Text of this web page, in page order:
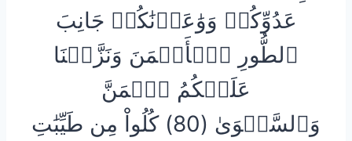
عَدُوِّكُمۡ وَوَٰعَدۡنَٰكُمۡ جَانِبَ
ٱلطُّورِ ٱلۡأَيۡمَنَ وَنَزَّلۡنَا
عَلَيۡكُمُ ٱلۡمَنَّ
وَٱلسَّلۡوَىٰ (80) كُلُواْ مِن طَيِّبَٰتِ